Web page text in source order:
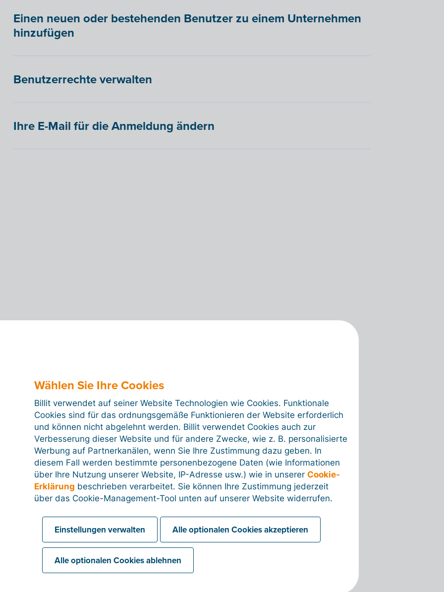
Einen neuen oder bestehenden Benutzer zu einem Unternehmen
hinzufügen
Benutzerrechte verwalten
Ihre E-Mail für die Anmeldung ändern
Wählen Sie Ihre Cookies
Billit verwendet auf seiner Website Technologien wie Cookies. Funktionale
Cookies sind für das ordnungsgemäße Funktionieren der Website erforderlich
und können nicht abgelehnt werden. Billit verwendet Cookies auch zur
Verbesserung dieser Website und für andere Zwecke, wie z. B. personalisierte
Werbung auf Partnerkanälen, wenn Sie Ihre Zustimmung dazu geben. In
diesem Fall werden bestimmte personenbezogene Daten (wie Informationen
über Ihre Nutzung unserer Website, IP-Adresse usw.) wie in unsererCookie-
Erklärung beschrieben verarbeitet. Sie können Ihre Zustimmung jederzeit
über das Cookie-Management-Tool unten auf unserer Website widerrufen.
Einstellungen verwalten Alle optionalen Cookies akzeptieren
Alle optionalen Cookies ablehnen